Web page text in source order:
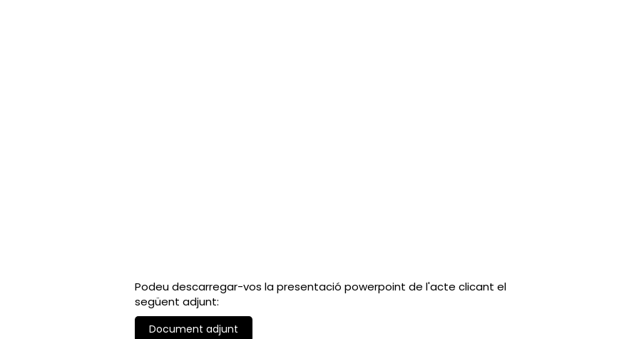
Podeu descarregar-vos la presentació powerpoint de l'acte clicant el
següent adjunt:
Document adjunt